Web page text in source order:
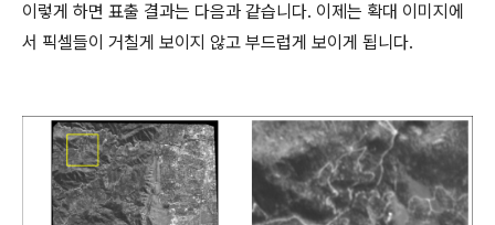
이렇게 하면 표출 결과는 다음과 같습니다. 이제는 확대 이미지에
서 픽셀들이 거칠게 보이지 않고 부드럽게 보이게 됩니다.